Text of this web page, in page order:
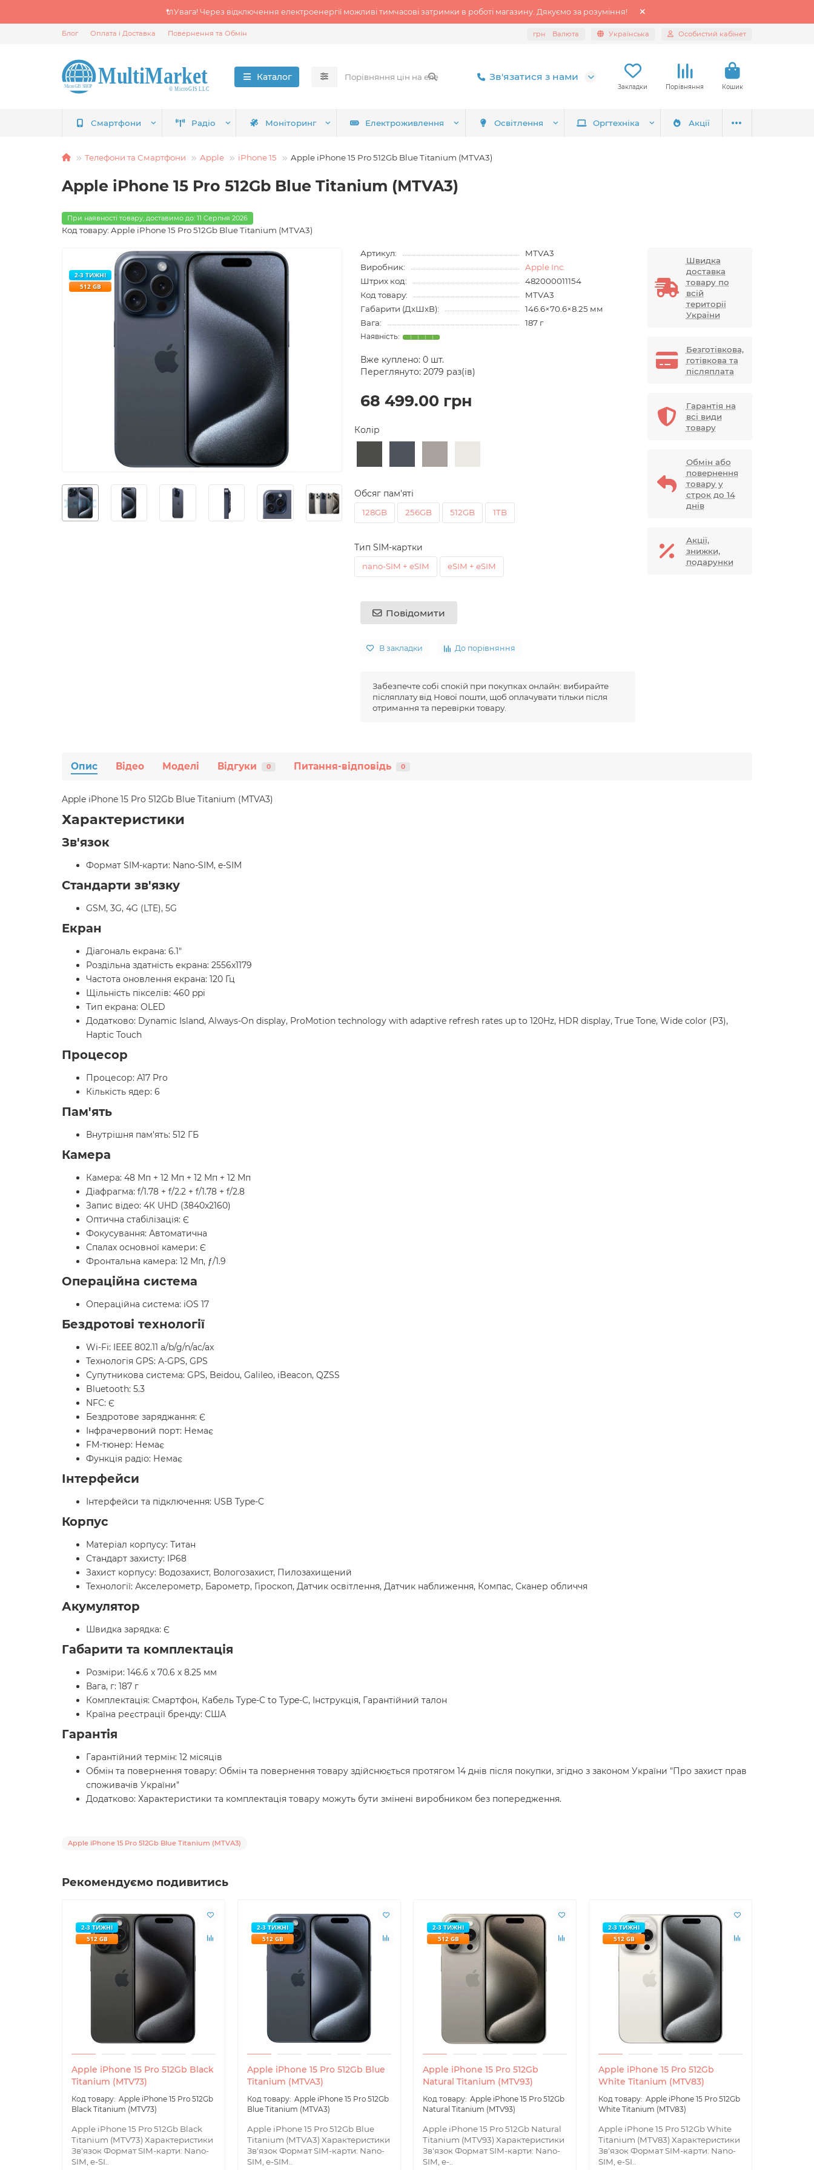
🔌Увага! Через відключення електроенергії можливі тимчасові затримки в роботі магазину. Дякуємо за розуміння!
Блог Оплата і Доставка Повернення та Обмін грн Валюта Українська Особистий кабінет
Каталог Зв'язатися з нами
Закладки Порівняння Кошик
Смартфони Радіо Моніторинг Електроживлення Освітлення Оргтехніка Акції
Телефони та Смартфони Apple iPhone 15 Apple iPhone 15 Pro 512Gb Blue Titanium (MTVA3)
Apple iPhone 15 Pro 512Gb Blue Titanium (MTVA3)
При наявності товару, доставимо до: 11 Серпня 2026
Код товару: Apple iPhone 15 Pro 512Gb Blue Titanium (MTVA3)
2-3 ТИЖНІ
512 GB
Артикул:
MTVA3
Виробник:
Apple Inc.
Штрих код:
482000011154
Код товару:
MTVA3
Габарити (ДхШхВ):
146.6×70.6×8.25 мм
Вага:
187 г
Вже куплено:0 шт.
Переглянуто: 2079 раз(ів)
68 499.00 грн
Колір
Обсяг пам'яті
128GB 256GB 512GB 1TB
Тип SIM-картки
nano-SIM + eSIM eSIM + eSIM
Повідомити
В закладки До порівняння
Забезпечте собі спокій при покупках онлайн: вибирайте
післяплату від Нової пошти, щоб оплачувати тільки після
отримання та перевірки товару.
Швидка
доставка
товару по
всій
території
України
Безготівкова,
готівкова та
післяплата
Гарантія на
всі види
товару
Обмін або
повернення
товару у
строк до 14
днів
Акції,
знижки,
подарунки
Опис Відео Моделі Відгуки 0 Питання-відповідь 0
Apple iPhone 15 Pro 512Gb Blue Titanium (MTVA3)
Характеристики
Зв'язок
Формат SIM-карти: Nano-SIM, e-SIM
Стандарти зв'язку
GSM, 3G, 4G (LTE), 5G
Екран
Діагональ екрана: 6.1"
Роздільна здатність екрана: 2556x1179
Частота оновлення екрана: 120 Гц
Щільність пікселів: 460 ppi
Тип екрана: OLED
Додатково: Dynamic Island, Always-On display, ProMotion technology with adaptive refresh rates up to 120Hz, HDR display, True Tone, Wide color (P3),
Haptic Touch
Процесор
Процесор: A17 Pro
Кількість ядер: 6
Пам'ять
Внутрішня пам'ять: 512 ГБ
Камера
Камера: 48 Мп + 12 Мп + 12 Мп + 12 Мп
Діафрагма: f/1.78 + f/2.2 + f/1.78 + f/2.8
Запис відео: 4К UHD (3840x2160)
Оптична стабілізація: Є
Фокусування: Автоматична
Спалах основної камери: Є
Фронтальна камера: 12 Мп, ƒ/1.9
Операційна система
Операційна система: iOS 17
Бездротові технології
Wi-Fi: IEEE 802.11 a/b/g/n/ac/ax
Технологія GPS: A-GPS, GPS
Супутникова система: GPS, Beidou, Galileo, iBeacon, QZSS
Bluetooth: 5.3
NFC: Є
Бездротове заряджання: Є
Інфрачервоний порт: Немає
FM-тюнер: Немає
Функція радіо: Немає
Інтерфейси
Інтерфейси та підключення: USB Type-C
Корпус
Матеріал корпусу: Титан
Стандарт захисту: IP68
Захист корпусу: Водозахист, Вологозахист, Пилозахищений
Технології: Акселерометр, Барометр, Гіроскоп, Датчик освітлення, Датчик наближення, Компас, Сканер обличчя
Акумулятор
Швидка зарядка: Є
Габарити та комплектація
Розміри: 146.6 x 70.6 x 8.25 мм
Вага, г: 187 г
Комплектація: Смартфон, Кабель Type-C to Type-C, Інструкція, Гарантійний талон
Країна реєстрації бренду: США
Гарантія
Гарантійний термін: 12 місяців
Обмін та повернення товару: Обмін та повернення товару здійснюється протягом 14 днів після покупки, згідно з законом України "Про захист прав
споживачів України"
Додатково: Характеристики та комплектація товару можуть бути змінені виробником без попередження.
Apple iPhone 15 Pro 512Gb Blue Titanium (MTVA3)
Рекомендуємо подивитись
Apple iPhone 15 Pro 512Gb Black
Titanium (MTV73)
Apple iPhone 15 Pro 512Gb
Black Titanium (MTV73)
Apple iPhone 15 Pro 512Gb Black
Titanium (MTV73) Характеристики
Зв'язок Формат SIM-карти: Nano-
SIM, e-SI..
2-3 ТИЖНІ
512 GB
Apple iPhone 15 Pro 512Gb Blue
Titanium (MTVA3)
Apple iPhone 15 Pro 512Gb
Blue Titanium (MTVA3)
Apple iPhone 15 Pro 512Gb Blue
Titanium (MTVA3) Характеристики
Зв'язок Формат SIM-карти: Nano-
SIM, e-SIM..
2-3 ТИЖНІ
512 GB
Apple iPhone 15 Pro 512Gb
Natural Titanium (MTV93)
Apple iPhone 15 Pro 512Gb
Natural Titanium (MTV93)
Apple iPhone 15 Pro 512Gb Natural
Titanium (MTV93) Характеристики
Зв'язок Формат SIM-карти: Nano-
SIM, e-..
2-3 ТИЖНІ
512 GB
Apple iPhone 15 Pro 512Gb
White Titanium (MTV83)
Apple iPhone 15 Pro 512Gb
White Titanium (MTV83)
Apple iPhone 15 Pro 512Gb White
Titanium (MTV83) Характеристики
Зв'язок Формат SIM-карти: Nano-
SIM, e-SI..
2-3 ТИЖНІ
512 GB